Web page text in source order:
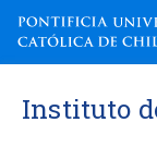
Instituto